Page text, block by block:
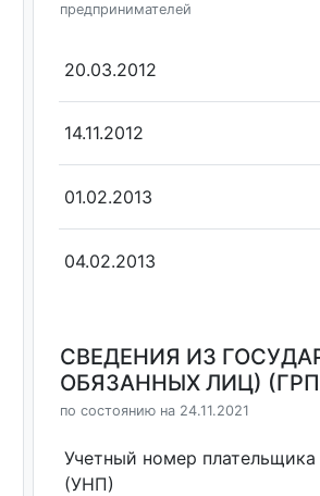
предпринимателей
20.03.2012
14.11.2012
01.02.2013
04.02.2013
СВЕДЕНИЯ ИЗ
ОБЯЗАННЫХ ЛИЦ)
по состоянию на 24.11.2021
Учетный номер плательщика
(УНП)